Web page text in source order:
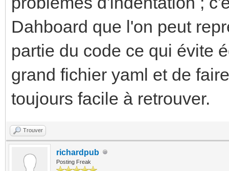
Dahboard que l'on peut
partie du code ce qui évite
grand fichier yaml et de
toujours facile à retrouver.
Trouver
richardpub
Posting Freak